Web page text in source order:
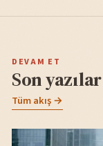
DEVAM ET
Son yazılar
Tüm akış →